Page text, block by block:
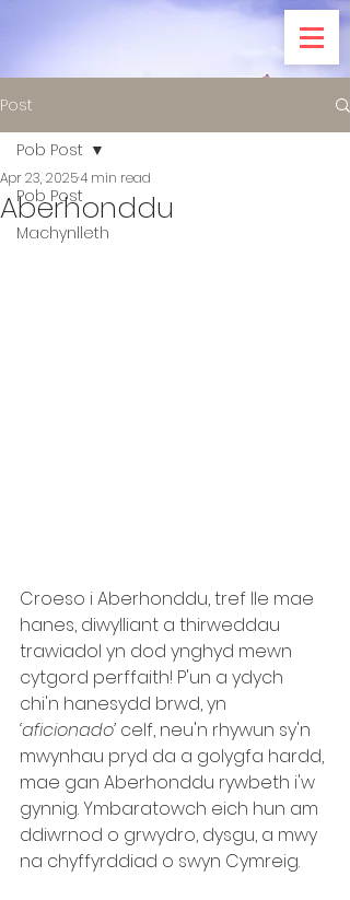
Post
Pob Post
Machynlleth
Pob Post
Aberhonddu
Apr 23, 20254 min read
Croeso i Aberhonddu, tref lle mae
hanes, diwylliant a thirweddau
trawiadol yn dod ynghyd mewn
cytgord perffaith! P'un a ydych
chi'n hanesydd brwd, yn
‘aficionado’ celf, neu'n rhywun sy'n
mwynhau pryd da a golygfa hardd,
mae gan Aberhonddu rywbeth i'w
gynnig. Ymbaratowch eich hun am
ddiwrnod o grwydro, dysgu, a mwy
na chyffyrddiad o swyn Cymreig.